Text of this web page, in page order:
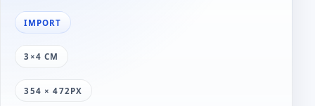
IMPORT
3×4 CM
354 × 472PX